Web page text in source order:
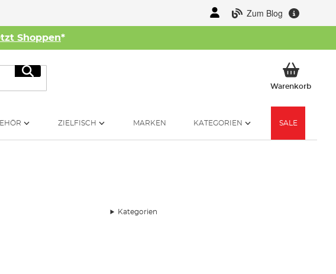
Zum Blog
Shoppen*
Suche
WarenkorbMein
ZIELFISCH MARKEN KATEGORIEN SALE
Kategorien